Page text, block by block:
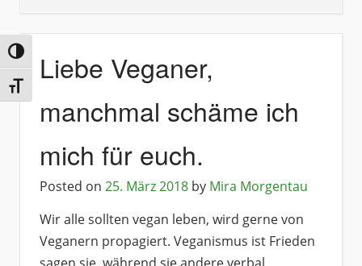
Umschalten auf hohe Kontraste
Schrift vergrößern
Liebe Veganer,
manchmal schäme ich
mich für euch.
Posted on 25. März 2018 by Mira Morgentau
Wir alle sollten vegan leben, wird gerne von
Veganern propagiert. Veganismus ist Frieden